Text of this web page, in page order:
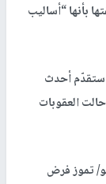
بأنها “أساليب
ستقدّم أحدث
العقوبات
تموز فرض